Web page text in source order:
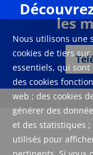
Nous utilisons une
cookies de tiers sur
essentiels, qui
des cookies
web ; des cookies
générer des
et des statistiques
utilisés pour
les